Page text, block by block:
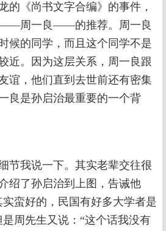
的《尚书文字合编》的事件，
——周一良——的推荐。周一良
候的同学，而且这个同学不是
近。因为这层关系，周一良跟
谊，他们直到去世前还有密集
良是孙启治最重要的一个背
节我说一下。其实老辈交往很
绍了孙启治到上图，告诫他
蛮好的，民国有好多大学者是
周先生又说：“这个话我没有